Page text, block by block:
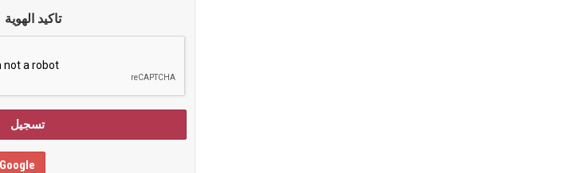
تاكيد الهوية
Google+